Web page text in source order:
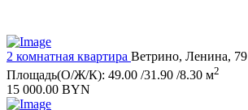
2 комнатная квартира Ветрино, Ленина, 79
Площадь(О/Ж/К): 49.00 /31.90 /8.30 м2
15 000.00 BYN